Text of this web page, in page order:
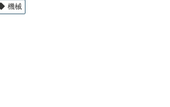
機械